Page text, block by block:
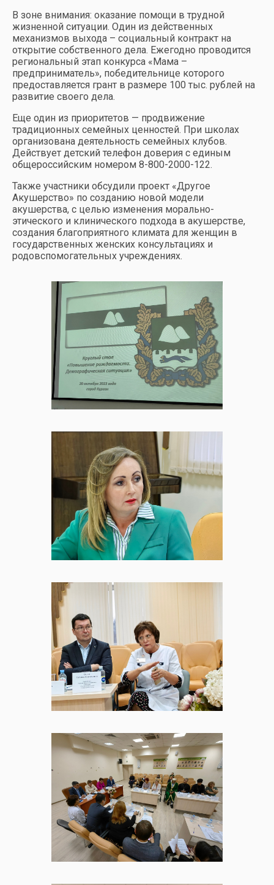
В зоне внимания: оказание помощи в трудной
жизненной ситуации. Один из действенных
механизмов выхода – социальный контракт на
открытие собственного дела. Ежегодно проводится
региональный этап конкурса «Мама –
предприниматель», победительнице которого
предоставляется грант в размере 100 тыс. рублей на
развитие своего дела.
Еще один из приоритетов — продвижение
традиционных семейных ценностей. При школах
организована деятельность семейных клубов.
Действует детский телефон доверия с единым
общероссийским номером 8-800-2000-122.
Также участники обсудили проект «Другое
Акушерство» по созданию новой модели
акушерства, с целью изменения морально-
этического и клинического подхода в акушерстве,
создания благоприятного климата для женщин в
государственных женских консультациях и
родовспомогательных учреждениях.